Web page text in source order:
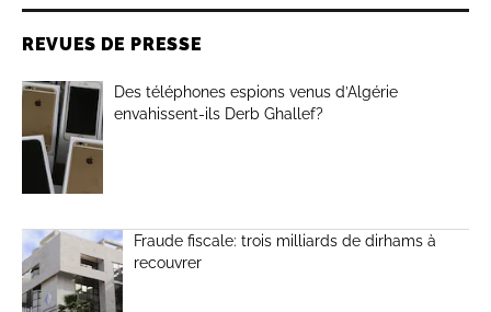
REVUES DE PRESSE
Des téléphones espions venus d’Algérie
envahissent-ils Derb Ghallef?
Fraude fiscale: trois milliards de dirhams à
recouvrer